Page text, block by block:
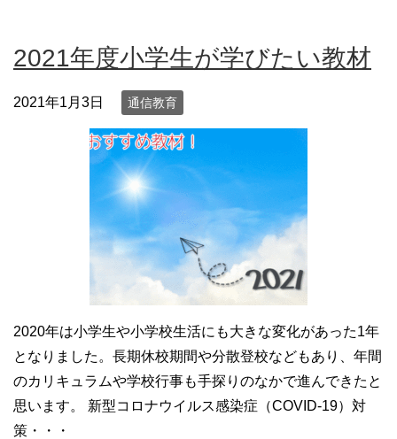
2021年度小学生が学びたい教材
2021年1月3日 通信教育
2020年は小学生や小学校生活にも大きな変化があった1年
となりました。長期休校期間や分散登校などもあり、年間
のカリキュラムや学校行事も手探りのなかで進んできたと
思います。 新型コロナウイルス感染症（COVID-19）対
策・・・